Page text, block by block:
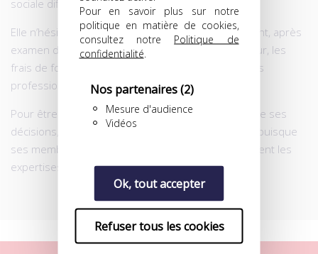
Pour en savoir plus sur notre
politique en matière de cookies,
consultez notre Politique de
confidentialité
Nos partenaires(2)
Mesure d'audience
Vidéos
Ok, tout accepter
Refuser tous les cookies
sociale difficile.
Elle n’hésite pas à prendre en charge financièrement, après
examen des dossiers et selon des règles en vigueur, les
frais de formation pour la reconversion des joueurs
professionnels.
Pour être la plus juste possible à l’heure de prendre ses
décisions, la Commission parie sur sa polyvalence, puisque
ses membres, venus de divers horizons, lui apportent les
expertises nécessaires sur les dossiers étudiés.